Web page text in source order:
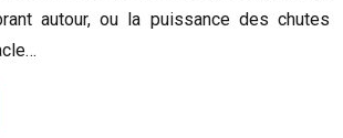
autour, ou la puissance des chutes